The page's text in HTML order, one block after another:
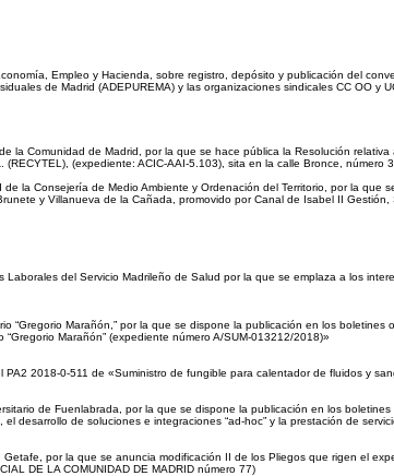
Empleo y Hacienda, sobre registro, depósito y publicación del
de Madrid (ADEPUREMA) y las organizaciones sindicales CC OO y
la Comunidad de Madrid, por la que se hace pública la Resolución
(expediente: ACIC-AAI-5.103), sita en la calle Bronce, número
la Consejería de Medio Ambiente y Ordenación del Territorio, por la que
y Villanueva de la Cañada, promovido por Canal de Isabel II
del Servicio Madrileño de Salud por la que se emplaza a los
“Gregorio Marañón,” por la que se dispone la publicación en los
Marañón” (expediente número A/SUM-013212/2018)»
2018-0-511 de «Suministro de fungible para calentador de fluidos y
de Fuenlabrada, por la que se dispone la publicación en los
de soluciones e integraciones “ad-hoc” y la prestación de
por la que se anuncia modificación II de los Pliegos que rigen el
DE LA COMUNIDAD DE MADRID número 77)